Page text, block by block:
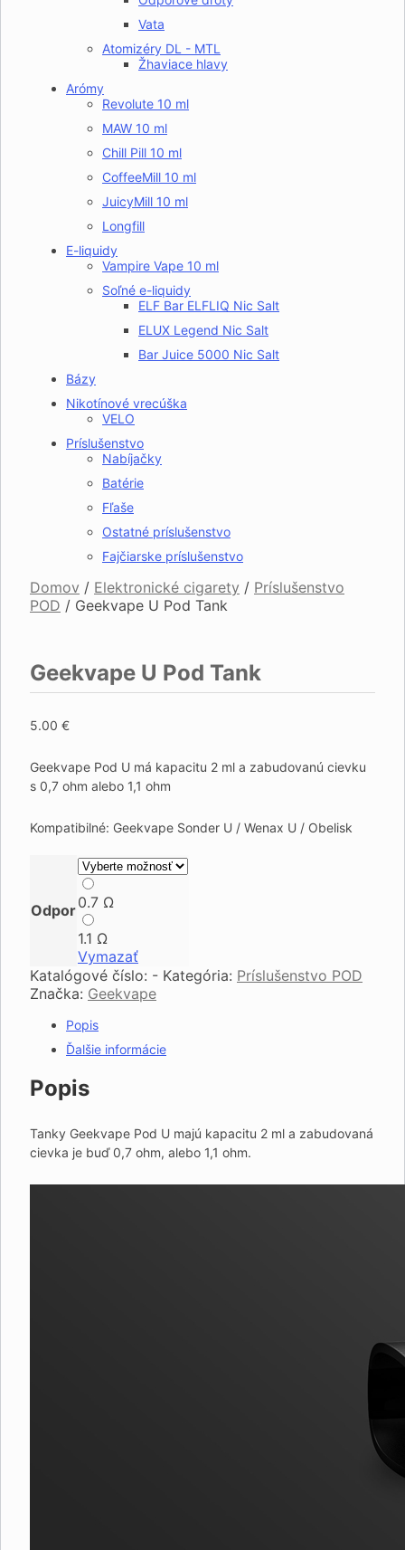
Vata
Atomizéry DL - MTL
Žhaviace hlavy
Arómy
Revolute 10 ml
MAW 10 ml
Chill Pill 10 ml
CoffeeMill 10 ml
JuicyMill 10 ml
Longfill
E-liquidy
Vampire Vape 10 ml
Soľné e-liquidy
ELF Bar ELFLIQ Nic Salt
ELUX Legend Nic Salt
Bar Juice 5000 Nic Salt
Bázy
Nikotínové vrecúška
VELO
Príslušenstvo
Nabíjačky
Batérie
Fľaše
Ostatné príslušenstvo
Fajčiarske príslušenstvo
Domov / Elektronické cigarety / Príslušenstvo
POD / Geekvape U Pod Tank
Geekvape U Pod Tank
5.00 €
Geekvape Pod U má kapacitu 2 ml a zabudovanú cievku
s 0,7 ohm alebo 1,1 ohm
Kompatibilné: Geekvape Sonder U / Wenax U / Obelisk
Odpor
0.7
Ω
0.7 Ω
1.1
Ω
1.1 Ω
Vymazať
Katalógové číslo: - Kategória: Príslušenstvo POD
Značka: Geekvape
Popis
Ďalšie informácie
Popis
Tanky Geekvape Pod U majú kapacitu 2 ml a zabudovaná
cievka je buď 0,7 ohm, alebo 1,1 ohm.